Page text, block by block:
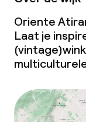
Oriente
Laat je